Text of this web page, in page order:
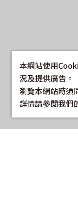
本網站使用
況及提供廣告。
瀏覽本網站時須
詳情請參閱我們